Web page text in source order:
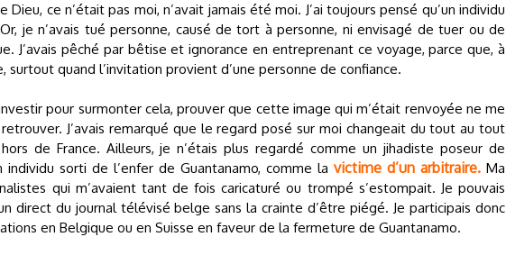
ce n’était pas moi, n’avait jamais été moi. J’ai toujours pensé qu’un individu
je n’avais tué personne, causé de tort à personne, ni envisagé de tuer ou de
J’avais pêché par bêtise et ignorance en entreprenant ce voyage, parce que, à
surtout quand l’invitation provient d’une personne de confiance.
pour surmonter cela, prouver que cette image qui m’était renvoyée ne me
J’avais remarqué que le regard posé sur moi changeait du tout au tout
de France. Ailleurs, je n’étais plus regardé comme un jihadiste poseur de
individu sorti de l’enfer de Guantanamo, comme la victime d’un arbitraire. Ma
qui m’avaient tant de fois caricaturé ou trompé s’estompait. Je pouvais
direct du journal télévisé belge sans la crainte d’être piégé. Je participais donc
en Belgique ou en Suisse en faveur de la fermeture de Guantanamo.